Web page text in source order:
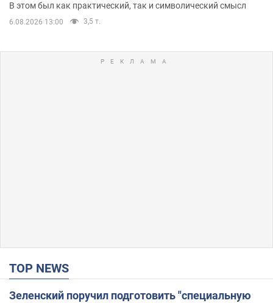
В этом был как практический, так и символический смысл
6.08.2026 13:00 3,5 т.
TOP NEWS
Зеленский поручил подготовить "специальную